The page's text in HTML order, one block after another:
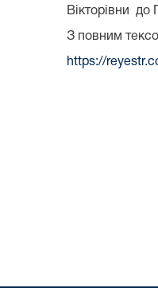
Вікторівни до
З повним
https://